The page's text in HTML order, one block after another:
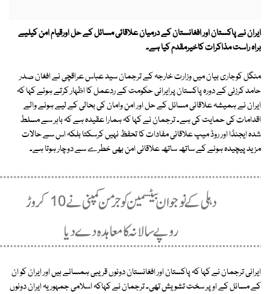
ایران نے پاکستان اور افغانستان کے درمیان علاقائی مسائل کے حل اورقیام امن کیلیے
براہ راست مذاکرات کاخیرمقدم کیا ہے۔
منگل کوجاری بیان میں وزارت خارجہ کے ترجمان سید عباس عراقچی نے افغان صدر
حامد کرزئی کے دورہ پاکستان پرایرانی حکومت کے ردعمل کا اظہار کرتے ہوئے کہا کہ
ایران نے ہمیشہ علاقائی مسائل کے حل اور امن وامان کی بحالی کے لیے ہونے والے
اقدامات کی حمایت کی ہے۔ ترجمان نے کہا کہ ہمارا عقیدہ ہے کہ باہر سے مسلط
شدہ ایجنڈا اور روڈ میپ علاقائی مفادات کا تحفظ نہیں کرسکتا بلکہ اس سے حالات
مزید پیچیدہ ہونے کے ساتھ ساتھ علاقائی امن بھی خطرے سے دوچار ہوتا ہے۔
ایرانی ترجمان نے کہا کہ پاکستان اور افغانستان دونوں قریبی ہمسائے ہیں اور ایران کو ان
کے مسائل کے اوپر سخت تشویش تھی۔ ترجمان نے کہاکہ اسلامی جمہوریہ ایران دونوں